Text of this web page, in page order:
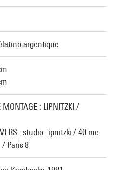
argentique
MONTAGE : LIPNITZKI /
: studio Lipnitzki / 40 rue
/ Paris 8